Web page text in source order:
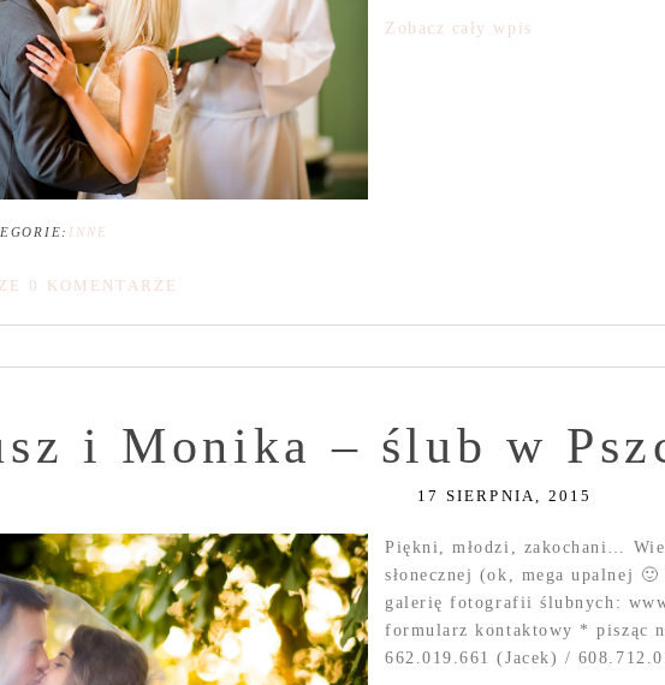
Zobacz cały wpis
INNE
0 KOMENTARZE
i Monika – ślub w
17 SIERPNIA, 2015
Piękni, młodzi, zakochani…
słonecznej (ok, mega upalnej
galerię fotografii ślubnych:
formularz kontaktowy * pisząc
662.019.661 (Jacek) /